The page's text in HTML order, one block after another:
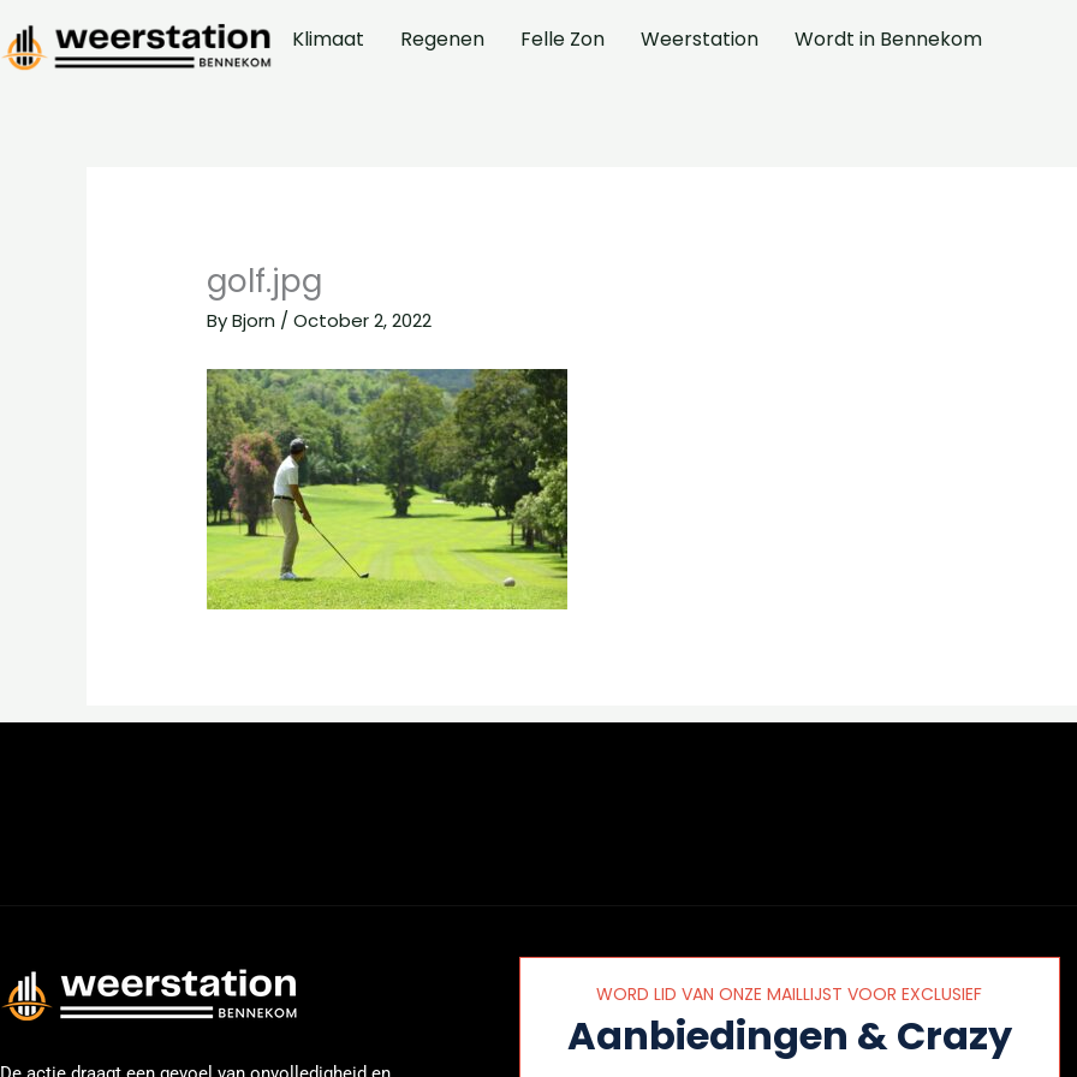
to
content
Klimaat Regenen Felle Zon Weerstation Wordt in Bennekom
golf.jpg
ByBjorn /October 2, 2022
WORD LID VAN ONZE MAILLIJST VOOR EXCLUSIEF
Aanbiedingen & Crazy